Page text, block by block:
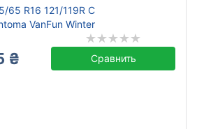
65 R16 121/119R C
VanFun Winter
₴ Сравнить